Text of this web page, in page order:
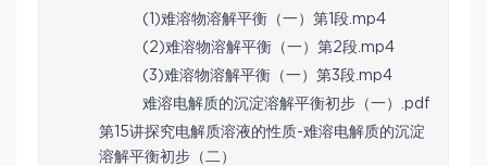
(1)难溶物溶解平衡（一）第1段.mp4
(2)难溶物溶解平衡（一）第2段.mp4
(3)难溶物溶解平衡（一）第3段.mp4
难溶电解质的沉淀溶解平衡初步（一）.pdf
第15讲探究电解质溶液的性质-难溶电解质的沉淀
溶解平衡初步（二）